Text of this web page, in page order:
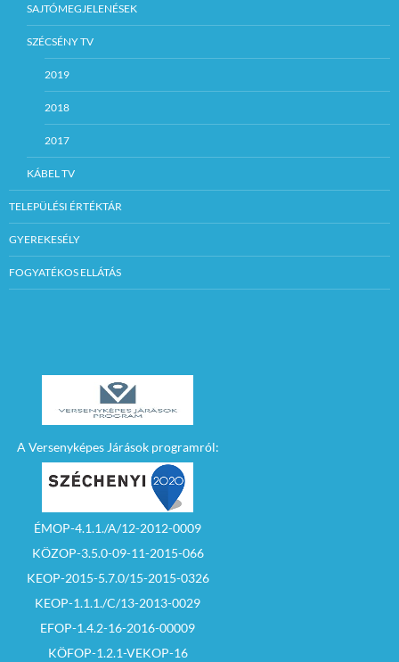
SAJTÓMEGJELENÉSEK
SZÉCSÉNY TV
2019
2018
2017
KÁBEL TV
TELEPÜLÉSI ÉRTÉKTÁR
GYEREKESÉLY
FOGYATÉKOS ELLÁTÁS
A Versenyképes Járások programról:
ÉMOP-4.1.1./A/12-2012-0009
KÖZOP-3.5.0-09-11-2015-066
KEOP-2015-5.7.0/15-2015-0326
KEOP-1.1.1./C/13-2013-0029
EFOP-1.4.2-16-2016-00009
KÖFOP-1.2.1-VEKOP-16